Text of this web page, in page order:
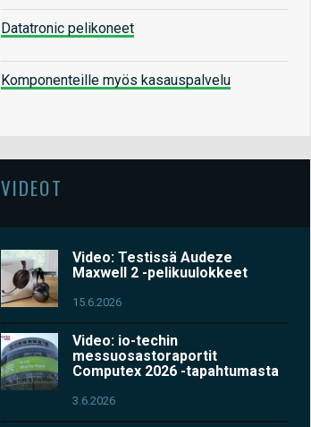
Datatronic pelikoneet
Komponenteille myös kasauspalvelu
VIDEOT
Video: Testissä Audeze
Maxwell 2 -pelikuulokkeet
15.6.2026
Video: io-techin
messuosastoraportit
Computex 2026 -tapahtumasta
3.6.2026